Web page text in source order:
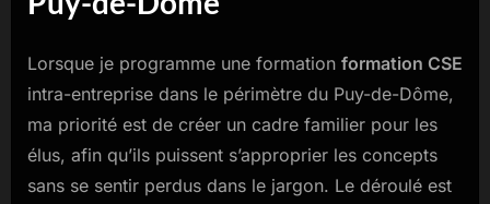
Lorsque je programme une formation formation CSE
intra-entreprise dans le périmètre du Puy-de-Dôme,
ma priorité est de créer un cadre familier pour les
élus, afin qu’ils puissent s’approprier les concepts
sans se sentir perdus dans le jargon. Le déroulé est